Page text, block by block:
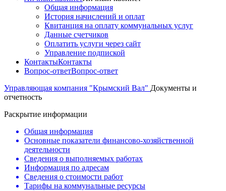
Общая информация
История начислений и оплат
Квитанция на оплату коммунальных услуг
Данные счетчиков
Оплатить услуги через сайт
Управление подпиской
КонтактыКонтакты
Вопрос-ответВопрос-ответ
Управляющая компания "Крымский Вал" Документы и
отчетность
Раскрытие информации
Общая информация
Основные показатели финансово-хозяйственной
деятельности
Сведения о выполняемых работах
Информация по адресам
Сведения о стоимости работ
Тарифы на коммунальные ресурсы